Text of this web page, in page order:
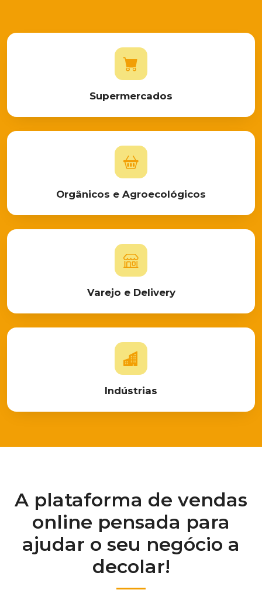
Supermercados
Orgânicos e Agroecológicos
Varejo e Delivery
Indústrias
A plataforma de vendas
online pensada para
ajudar o seu negócio a
decolar!